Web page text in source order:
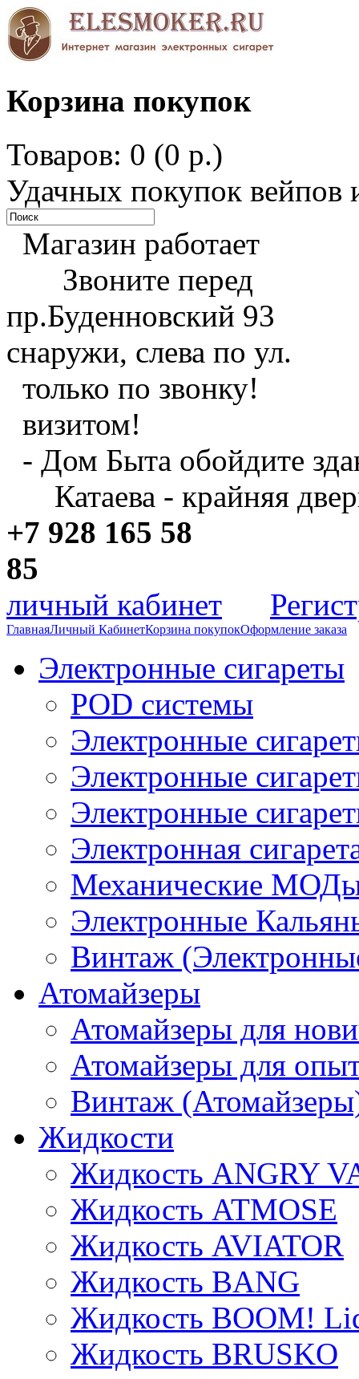
Корзина покупок
Товаров: 0 (0 р.)
Удачных покупок вейпов
Магазин работает
Звоните перед
пр.Буденновский 93
снаружи, слева по ул.
только по звонку!
визитом!
- Дом Быта обойдите
Катаева - крайняя
+7 928 165 58
личный кабинет
ГлавнаяЛичный КабинетКорзина покупокОформление заказа
Электронные сигареты
POD системы
Электронные
Электронные
Электронные
Электронная
Механические
Электронные
Винтаж
Атомайзеры
Атомайзеры для
Атомайзеры для
Винтаж
Жидкости
Жидкость ANGRY
Жидкость ATMOSE
Жидкость AVIATOR
Жидкость BANG
Жидкость BOOM!
Жидкость BRUSKO